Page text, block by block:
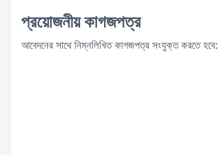
প্রয়োজনীয় কাগজপত্র
আবেদনের সাথে নিম্নলিখিত কাগজপত্র সংযুক্ত করতে হবে: